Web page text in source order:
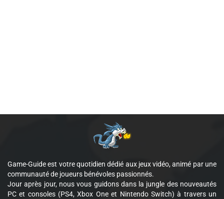
Game-Guide est votre quotidien dédié aux jeux vidéo, animé par une
communauté de joueurs bénévoles passionnés.
Jour après jour, nous vous guidons dans la jungle des nouveautés
PC et consoles (PS4, Xbox One et Nintendo Switch) à travers un